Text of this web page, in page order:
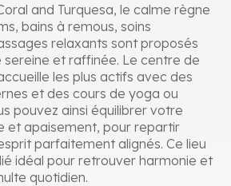
and Turquesa, le calme règne
bains à remous, soins
relaxants sont proposés
sereine et raffinée. Le centre de
les plus actifs avec des
et des cours de yoga ou
pouvez ainsi équilibrer votre
et apaisement, pour repartir
parfaitement alignés. Ce lieu
idéal pour retrouver harmonie et
quotidien.